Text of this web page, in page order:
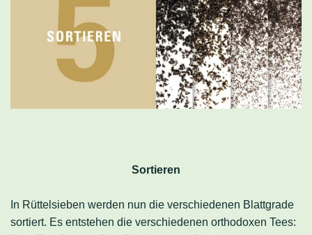
Sortieren
In Rüttelsieben werden nun die verschiedenen Blattgrade
sortiert. Es entstehen die verschiedenen orthodoxen Tees: